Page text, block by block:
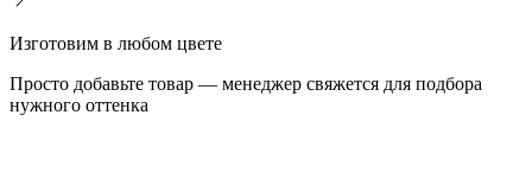
Изготовим в любом цвете
Просто добавьте товар — менеджер свяжется для подбора
нужного оттенка